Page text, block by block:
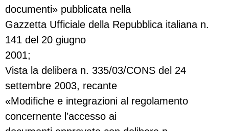
documenti» pubblicata nella
Gazzetta Ufficiale della Repubblica italiana n.
141 del 20 giugno
2001;
Vista la delibera n. 335/03/CONS del 24
settembre 2003, recante
«Modifiche e integrazioni al regolamento
concernente l’accesso ai